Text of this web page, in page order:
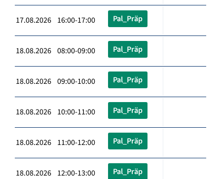
17.08.2026 16:00-17:00 Pal_Präp
18.08.2026 08:00-09:00 Pal_Präp
18.08.2026 09:00-10:00 Pal_Präp
18.08.2026 10:00-11:00 Pal_Präp
18.08.2026 11:00-12:00 Pal_Präp
18.08.2026 12:00-13:00 Pal_Präp